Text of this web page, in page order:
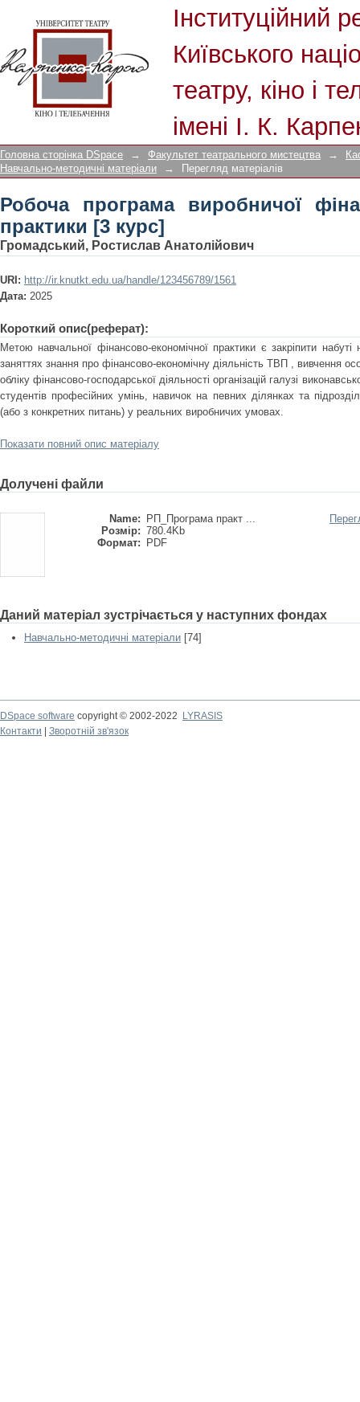
Інституційний
Київського
театру, кіно і
імені І. К.
Робоча програма виробничої
Головна сторінка DSpace → Факультет театрального мистецтва →
Навчально-методичні матеріали
→ Перегляд матеріалів
Робоча програма виробничої
практики [3 курс]
Громадський, Ростислав Анатолійович
URI: http://ir.knutkt.edu.ua/handle/123456789/1561
Дата: 2025
Короткий опис(реферат):
Метою навчальної фінансово-економічної практики є закріпити
заняттях знання про фінансово-економічну діяльність ТВП , вивчення
обліку фінансово-господарської діяльності організацій галузі
студентів професійних умінь, навичок на певних ділянках та
(або з конкретних питань) у реальних виробничих умовах.
Показати повний опис матеріалу
Долучені файли
Name:
РП_Програма практ ...
Розмір: 780.4Kb
Формат:
PDF
Даний матеріал зустрічається у наступних фондах
Навчально-методичні матеріали [74]
DSpace software copyright © 2002-2022
LYRASIS
Контакти
Зворотній зв'язок